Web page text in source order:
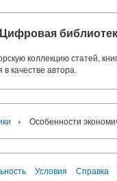
коллекцию статей,
в качестве автора.
› Особенности
Условия Справка